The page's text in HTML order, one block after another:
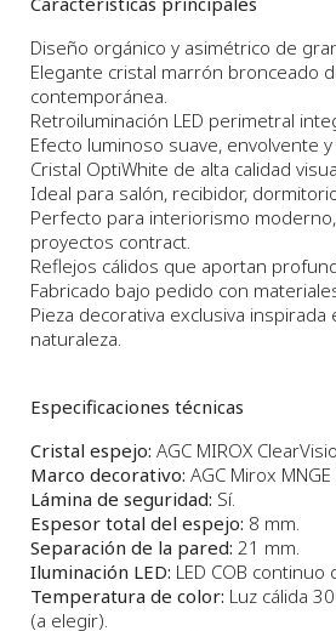
Diseño orgánico y asimétrico de
Elegante cristal marrón bronceado
contemporánea.
Retroiluminación LED perimetral
Efecto luminoso suave, envolvente
Cristal OptiWhite de alta calidad
Ideal para salón, recibidor,
Perfecto para interiorismo
proyectos contract.
Reflejos cálidos que aportan
Fabricado bajo pedido con
Pieza decorativa exclusiva inspirada
naturaleza.
Especificaciones técnicas
Cristal espejo: AGC MIROX
Marco decorativo: AGC Mirox
Lámina de seguridad: Sí.
Espesor total del espejo: 8 mm.
Separación de la pared: 21 mm.
Iluminación LED: LED COB continuo
Temperatura de color: Luz cálida
(a elegir).